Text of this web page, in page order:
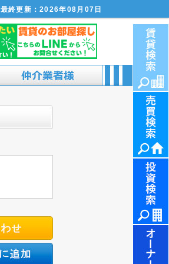
最終更新：2026年08月07日